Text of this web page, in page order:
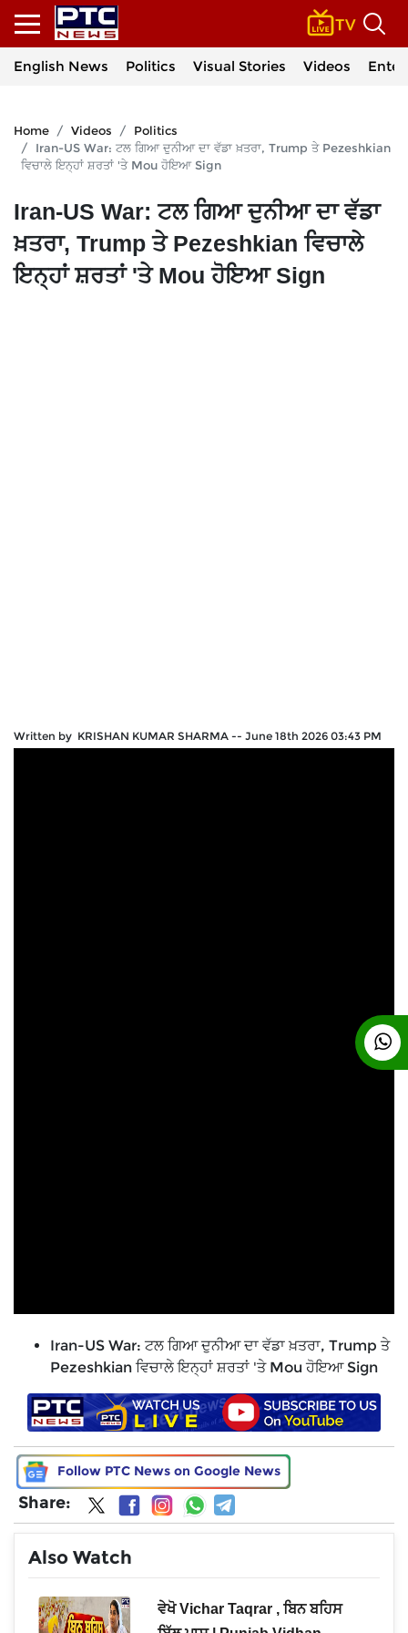
English News Politics Visual Stories Videos
Home Videos
Politics
Iran-US War: ਟਲ ਗਿਆ ਦੁਨੀਆ ਦਾ ਵੱਡਾ ਖ਼ਤਰਾ, Trump ਤੇ Pezeshkian
ਵਿਚਾਲੇ ਇਨ੍ਹਾਂ ਸ਼ਰਤਾਂ 'ਤੇ Mou ਹੋਇਆ Sign
Iran-US War: ਟਲ ਗਿਆ ਦੁਨੀਆ ਦਾ ਵੱਡਾ
ਖ਼ਤਰਾ, Trump ਤੇ Pezeshkian ਵਿਚਾਲੇ
ਇਨ੍ਹਾਂ ਸ਼ਰਤਾਂ 'ਤੇ Mou ਹੋਇਆ Sign
Written by KRISHAN KUMAR SHARMA -- June 18th 2026 03:43 PM
Iran-US War: ਟਲ ਗਿਆ ਦੁਨੀਆ ਦਾ ਵੱਡਾ ਖ਼ਤਰਾ, Trump ਤੇ
Pezeshkian ਵਿਚਾਲੇ ਇਨ੍ਹਾਂ ਸ਼ਰਤਾਂ 'ਤੇ Mou ਹੋਇਆ Sign
Follow PTC News on Google News
Share:
Also Watch
ਵੇਖੋ Vichar Taqrar , ਬਿਨ ਬਹਿਸ